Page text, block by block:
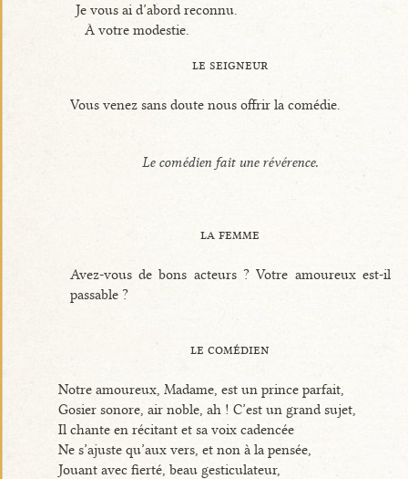
Je vous ai d’abord reconnu.
À votre modestie.
le seigneur
Vous venez sans doute nous offrir la comédie.
Le comédien fait une révérence.
la femme
Avez-vous de bons acteurs ? Votre amoureux est-il
passable ?
le comédien
Notre amoureux, Madame, est un prince parfait,
Gosier sonore, air noble, ah ! C’est un grand sujet,
Il chante en récitant et sa voix cadencée
Ne s’ajuste qu’aux vers, et non à la pensée,
Jouant avec fierté, beau gesticulateur,